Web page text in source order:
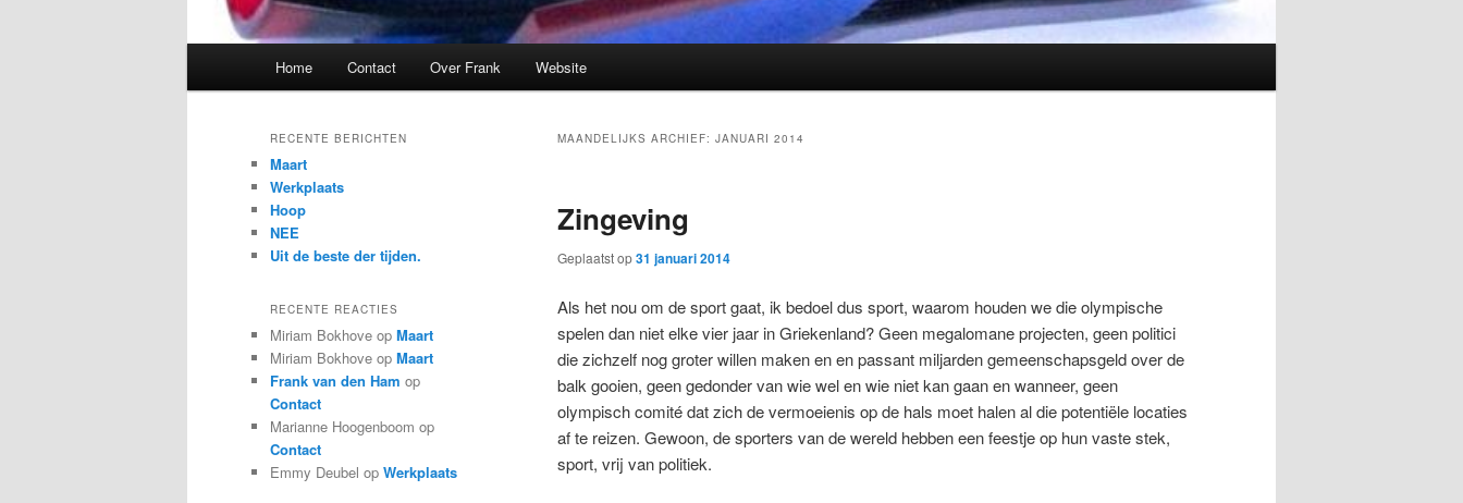
Home Contact Over Frank Website
MAANDELIJKS ARCHIEF: JANUARI 2014
Zingeving
Geplaatst op31 januari 2014
Als het nou om de sport gaat, ik bedoel dus sport, waarom houden we die olympische
spelen dan niet elke vier jaar in Griekenland? Geen megalomane projecten, geen politici
die zichzelf nog groter willen maken en en passant miljarden gemeenschapsgeld over de
balk gooien, geen gedonder van wie wel en wie niet kan gaan en wanneer, geen
olympisch comité dat zich de vermoeienis op de hals moet halen al die potentiële locaties
af te reizen. Gewoon, de sporters van de wereld hebben een feestje op hun vaste stek,
sport, vrij van politiek.
RECENTE BERICHTEN
Maart
Werkplaats
Hoop
NEE
Uit de beste der tijden.
RECENTE REACTIES
Miriam Bokhove op Maart
Miriam Bokhove op Maart
Frank van den Ham op
Contact
Marianne Hoogenboom op
Contact
Emmy Deubel op Werkplaats